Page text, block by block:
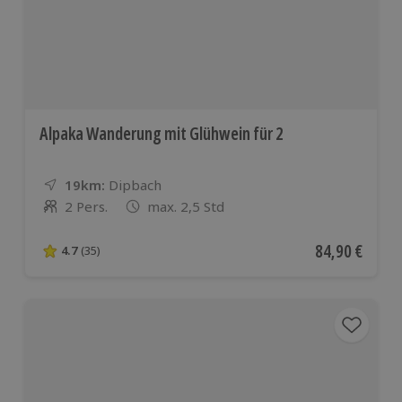
Alpaka Wanderung mit Glühwein für 2
19km: Entfernung
Standort
Dipbach
Anzahl der Teilnehmer
2 Pers. max. 2,5 Std
4.7 von 5 Sternen basierend auf 35 Bewertungen
4.7 (35) Aktueller
84,90 €